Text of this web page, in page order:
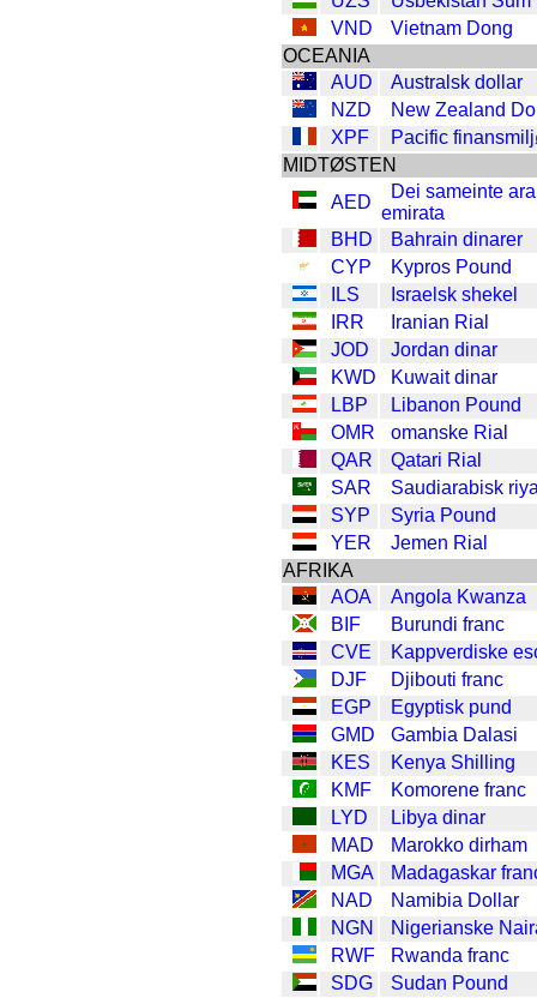
VND
Vietnam Dong
OCEANIA
AUD
Australsk dollar
NZD
New Zealand
XPF
Pacific
MIDTØSTEN
AED
Dei sameinte
emirata
BHD
Bahrain dinarer
CYP
Kypros Pound
ILS
Israelsk shekel
IRR
Iranian Rial
JOD
Jordan dinar
KWD
Kuwait dinar
LBP
Libanon Pound
OMR
omanske Rial
QAR
Qatari Rial
SAR
Saudiarabisk
SYP
Syria Pound
YER
Jemen Rial
AFRIKA
AOA
Angola Kwanza
BIF
Burundi franc
CVE
Kappverdiske
DJF
Djibouti franc
EGP
Egyptisk pund
GMD
Gambia Dalasi
KES
Kenya Shilling
KMF
Komorene franc
LYD
Libya dinar
MAD
Marokko dirham
MGA
Madagaskar
NAD
Namibia Dollar
NGN
Nigerianske
RWF
Rwanda franc
SDG
Sudan Pound